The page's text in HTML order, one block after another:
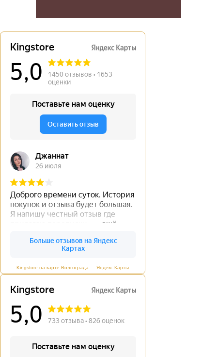
Kingstore на карте Волгограда — Яндекс Карты